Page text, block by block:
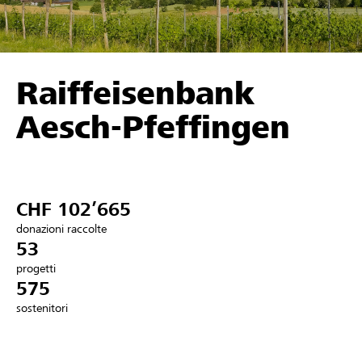
Sostenere
Aiuto & supporto
Collegarsi
Trova progetti e organizzazioni
Raiffeisenbank
Aesch-Pfeffingen
CHF 102’665
donazioni raccolte
53
progetti
575
sostenitori